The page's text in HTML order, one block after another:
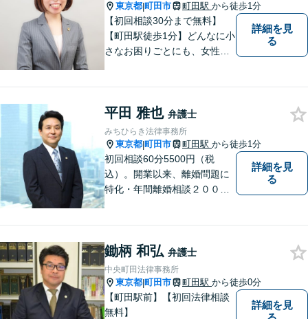
東京都|町田市 町田駅 から徒歩1分
【初回相談30分まで無料】
【町田駅徒歩1分】どんなに小
さなお困りごとにも、女性弁
詳細を見
る
平田 雅也 弁護士
みちひらき法律事務所
東京都|町田市 町田駅 から徒歩1分
初回相談60分5500円（税
込）。開業以来、離婚問題に
特化・年間離婚相談２００件
をすべきか」をご提示しま
す。【土応相談】
詳細を見
る
鋤柄 和弘 弁護士
中央町田法律事務所
東京都|町田市 町田駅 から徒歩0分
【町田駅前】【初回法律相談
無料】
詳細を見